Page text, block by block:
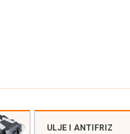
ULJE I ANTIFRIZ